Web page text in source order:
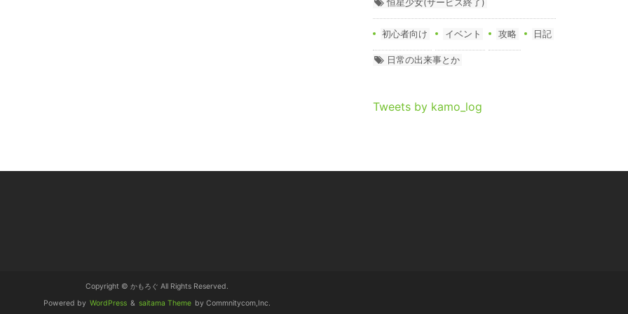
初心者向け イベント 攻略 日記
日常の出来事とか
Tweets by kamo_log
Copyright © かもろぐ All Rights Reserved.
Powered by WordPress & saitama Theme by Commnitycom,Inc.